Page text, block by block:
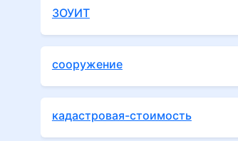
ЗОУИТ
сооружение
кадастровая-стоимость